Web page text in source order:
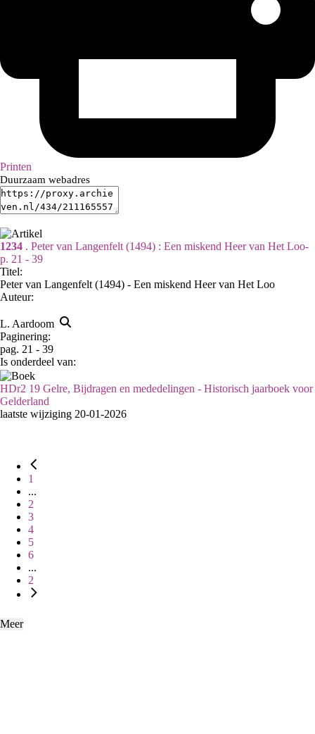
Printen
Duurzaam webadres
1234 . Peter van Langenfelt (1494) : Een miskend Heer van Het Loo-
p. 21 - 39
Titel:
Peter van Langenfelt (1494) - Een miskend Heer van Het Loo
Auteur:
L. Aardoom
Paginering:
pag. 21 - 39
Is onderdeel van:
HDr2 19 Gelre, Bijdragen en mededelingen - Historisch jaarboek voor
Gelderland
laatste wijziging 20-01-2026
1
...
2
3
4
5
6
...
2
Meer